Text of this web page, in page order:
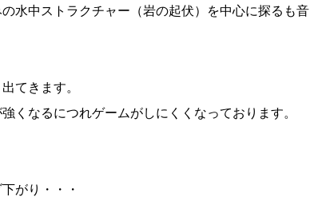
水中ストラクチャー（岩の起伏）を中心に探るも音
てきます。
くなるにつれゲームがしにくくなっております。
がり・・・